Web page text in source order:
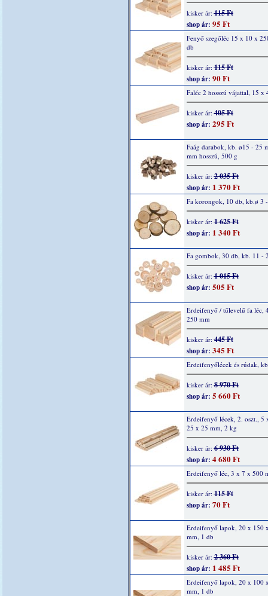
kisker ár:115 Ft
shop ár: 95 Ft
Fenyő szegőléc 15 x 10 x
db
kisker ár:115 Ft
shop ár: 90 Ft
Faléc 2 hosszú vájattal, 15 x
kisker ár:405 Ft
shop ár: 295 Ft
Faág darabok, kb. ø15 - 25
mm hosszú, 500 g
kisker ár:2 035 Ft
shop ár: 1 370 Ft
Fa korongok, 10 db, kb.ø 3
kisker ár:1 625 Ft
shop ár: 1 340 Ft
Fa gombok, 30 db, kb. 11 -
kisker ár:1 015 Ft
shop ár: 505 Ft
Erdeifenyő / tűlevelű fa léc,
250 mm
kisker ár:445 Ft
shop ár: 345 Ft
Erdeifenyőlécek és rúdak,
kisker ár:8 970 Ft
shop ár: 5 660 Ft
Erdeifenyő lécek, 2. oszt., 5
25 x 25 mm, 2 kg
kisker ár:6 930 Ft
shop ár: 4 680 Ft
Erdeifenyő léc, 3 x 7 x 500
kisker ár:115 Ft
shop ár: 70 Ft
Erdeifenyő lapok, 20 x 150
mm, 1 db
kisker ár:2 360 Ft
shop ár: 1 485 Ft
Erdeifenyő lapok, 20 x 100
mm, 1 db